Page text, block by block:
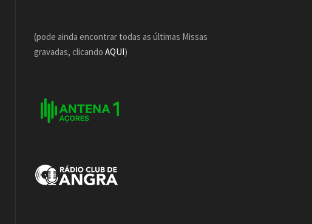
(pode ainda encontrar todas as últimas Missas
gravadas, clicandoAQUI)